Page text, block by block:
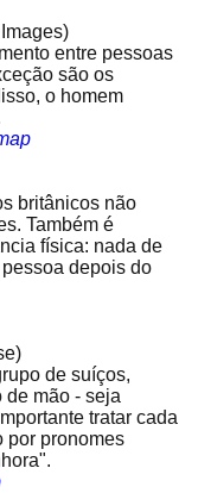
entre pessoas
são os
o homem
britânicos não
Também é
física: nada de
depois do
de suíços,
de mão - seja
tratar cada
por pronomes